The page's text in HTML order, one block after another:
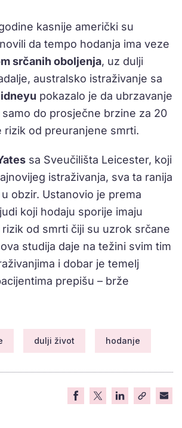
kasnije američki su
da tempo hodanja ima veze
srčanih oboljenja, uz dulji
australsko istraživanje sa
pokazalo je da ubrzavanje
do prosječne brzine za 20
rizik od preuranjene smrti.
sa Sveučilišta Leicester, koji
istraživanja, sva ta ranija
obzir. Ustanovio je prema
koji hodaju sporije imaju
od smrti čiji su uzrok srčane
studija daje na težini svim tim
i dobar je temelj
prepišu – brže
dulji život hodanje